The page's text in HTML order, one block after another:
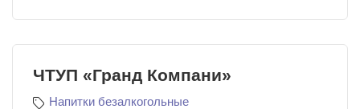
ЧТУП «Гранд Компани»
Напитки безалкогольные